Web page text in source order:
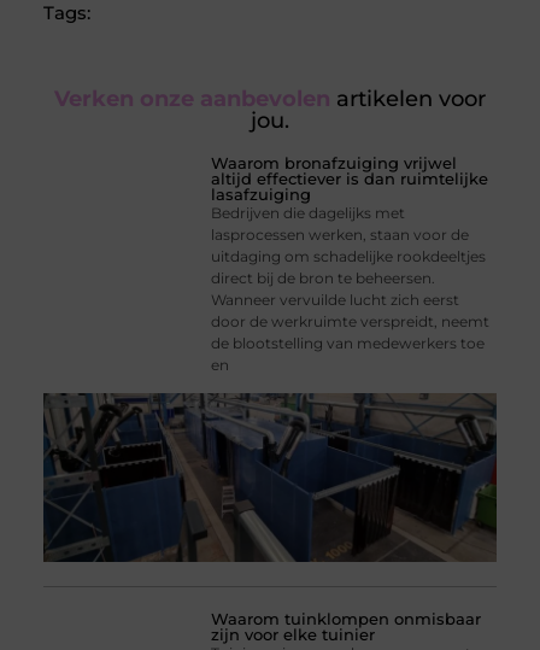
Tags:
Verken onze aanbevolen artikelen voor
jou.
Waarom bronafzuiging vrijwel
altijd effectiever is dan ruimtelijke
lasafzuiging
Bedrijven die dagelijks met
lasprocessen werken, staan voor de
uitdaging om schadelijke rookdeeltjes
direct bij de bron te beheersen.
Wanneer vervuilde lucht zich eerst
door de werkruimte verspreidt, neemt
de blootstelling van medewerkers toe
en
Waarom tuinklompen onmisbaar
zijn voor elke tuinier